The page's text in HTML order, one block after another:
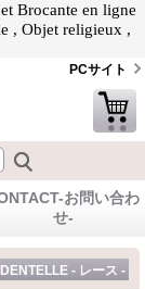
Brocante en ligne
, Objet religieux ,
PCサイト
お問い合わ
せ-
DENTELLE - レース -